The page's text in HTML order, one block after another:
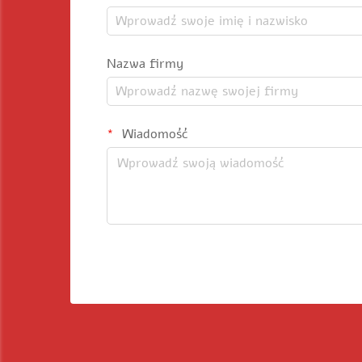
Nazwa firmy
Wiadomość